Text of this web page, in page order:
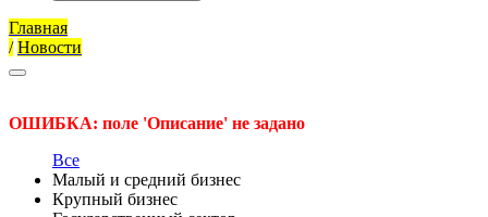
Главная
/ Новости
ОШИБКА: поле 'Описание' не задано
Все
Малый и средний бизнес
Крупный бизнес